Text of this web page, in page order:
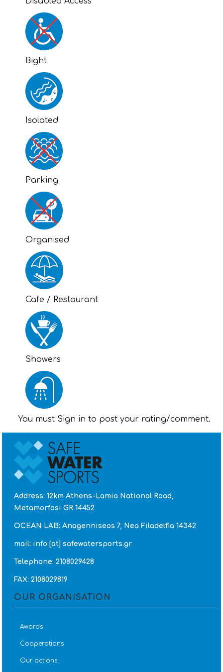
Bight
Isolated
Parking
Organised
Cafe / Restaurant
Showers
You must Sign in to post your rating/comment.
Address: 12km Athens-Lamia National Road,
Metamorfosi GR 14452
OCEAN LAB: Anagenniseos 7, Nea Filadelfia 14342
mail: info [at] safewatersports.gr
Telephone: 2108029428
FAX: 2108029819
OUR ORGANISATION
Awards
Cooperations
Our actions